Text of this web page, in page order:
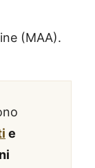
(MAA).
e